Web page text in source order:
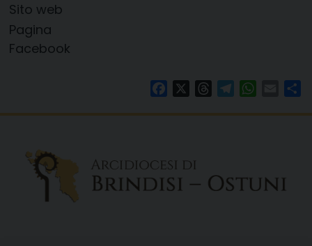
Sito web
Pagina
Facebook
FacebookThreadsTelegram Email